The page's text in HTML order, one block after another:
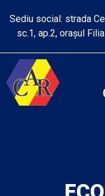
Sediu social: strada
sc.1, ap.2, orașul